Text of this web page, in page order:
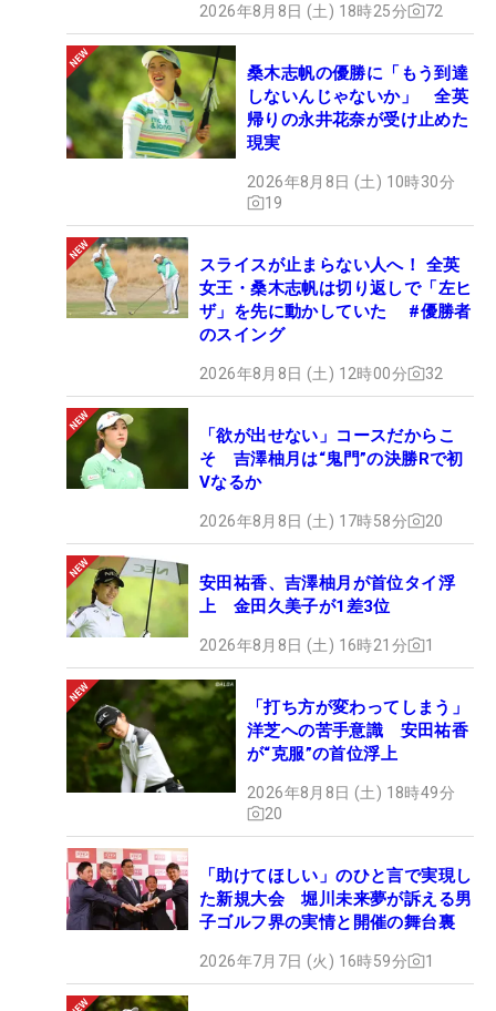
2026年8月8日 (土) 18時25分 72
桑木志帆の優勝に「もう到達
しないんじゃないか」 全英
帰りの永井花奈が受け止めた
現実
2026年8月8日 (土) 10時30分
19
スライスが止まらない人へ！ 全英
女王・桑木志帆は切り返しで「左ヒ
ザ」を先に動かしていた #優勝者
のスイング
2026年8月8日 (土) 12時00分 32
「欲が出せない」コースだからこ
そ 吉澤柚月は“鬼門”の決勝Rで初
Vなるか
2026年8月8日 (土) 17時58分 20
安田祐香、吉澤柚月が首位タイ浮
上 金田久美子が1差3位
2026年8月8日 (土) 16時21分 1
「打ち方が変わってしまう」
洋芝への苦手意識 安田祐香
が“克服”の首位浮上
2026年8月8日 (土) 18時49分
20
「助けてほしい」のひと言で実現し
た新規大会 堀川未来夢が訴える男
子ゴルフ界の実情と開催の舞台裏
2026年7月7日 (火) 16時59分 1